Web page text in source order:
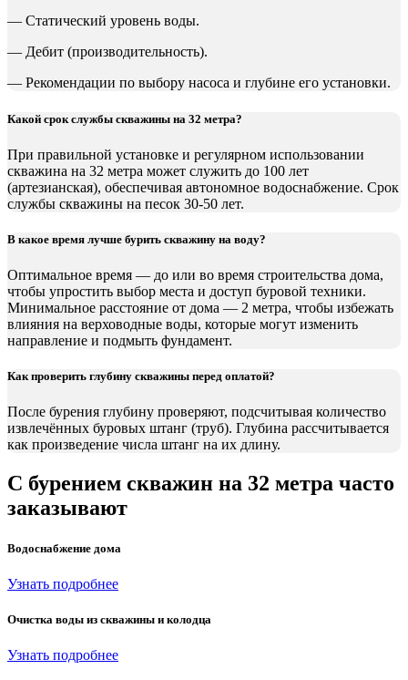
— Статический уровень воды.
— Дебит (производительность).
— Рекомендации по выбору насоса и глубине его установки.
Какой срок службы скважины на 32 метра?
При правильной установке и регулярном использовании
скважина на 32 метра может служить до 100 лет
(артезианская), обеспечивая автономное водоснабжение. Срок
службы скважины на песок 30-50 лет.
В какое время лучше бурить скважину на воду?
Оптимальное время — до или во время строительства дома,
чтобы упростить выбор места и доступ буровой техники.
Минимальное расстояние от дома — 2 метра, чтобы избежать
влияния на верховодные воды, которые могут изменить
направление и подмыть фундамент.
Как проверить глубину скважины перед оплатой?
После бурения глубину проверяют, подсчитывая количество
извлечённых буровых штанг (труб). Глубина рассчитывается
как произведение числа штанг на их длину.
С бурением скважин на 32 метра часто
заказывают
Водоснабжение дома
Узнать подробнее
Очистка воды из скважины и колодца
Узнать подробнее